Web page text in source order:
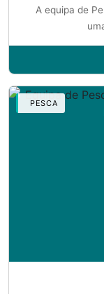
A equipa de
PESCA